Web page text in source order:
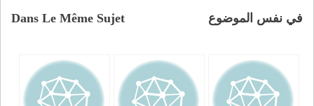
Dans Le Même Sujet في نفس الموضوع